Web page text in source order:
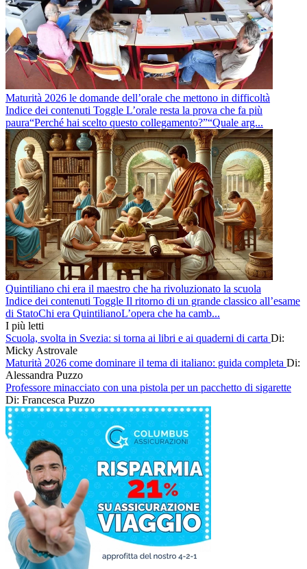
Maturità 2026 le domande dell’orale che mettono in difficoltà
Indice dei contenuti Toggle L’orale resta la prova che fa più
paura“Perché hai scelto questo collegamento?”“Quale arg...
Quintiliano chi era il maestro che ha rivoluzionato la scuola
Indice dei contenuti Toggle Il ritorno di un grande classico all’esame
di StatoChi era QuintilianoL’opera che ha camb...
I più letti
Scuola, svolta in Svezia: si torna ai libri e ai quaderni di carta Di:
Micky Astrovale
Maturità 2026 come dominare il tema di italiano: guida completa Di:
Alessandra Puzzo
Professore minacciato con una pistola per un pacchetto di sigarette
Di: Francesca Puzzo